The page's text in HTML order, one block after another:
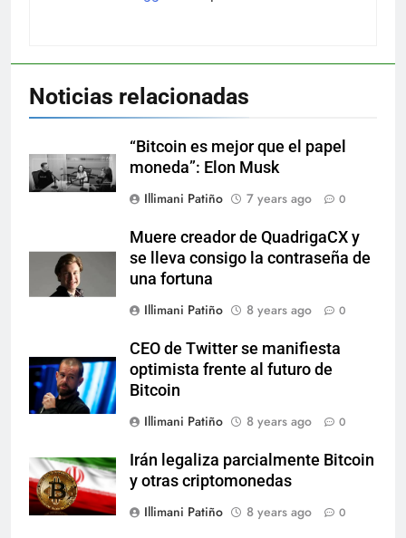
Noticias relacionadas
“Bitcoin es mejor que el papel
moneda”: Elon Musk
Illimani Patiño
7 years ago 0
Muere creador de QuadrigaCX y
se lleva consigo la contraseña de
una fortuna
Illimani Patiño
8 years ago 0
CEO de Twitter se manifiesta
optimista frente al futuro de
Bitcoin
Illimani Patiño
8 years ago 0
Irán legaliza parcialmente Bitcoin
y otras criptomonedas
Illimani Patiño
8 years ago 0